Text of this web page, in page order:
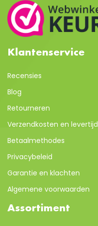
Klantenservice
Recensies
Blog
Retourneren
Verzendkosten en levertijd
Betaalmethodes
Privacybeleid
Garantie en klachten
Algemene voorwaarden
Assortiment